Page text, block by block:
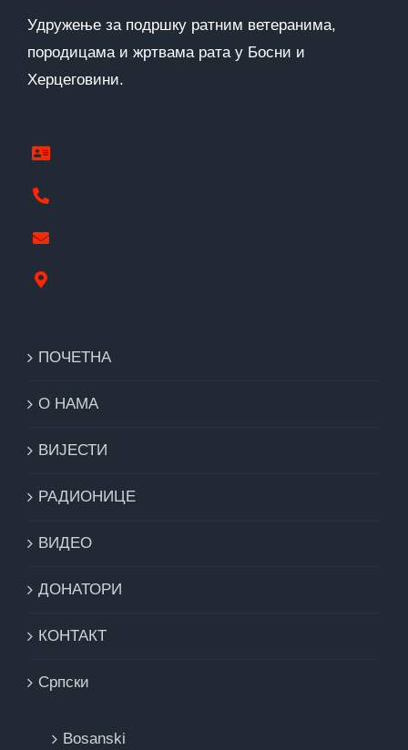
Удружење за подршку ратним ветеранима,
породицама и жртвама рата у Босни и
Херцеговини.
ПОЧЕТНА
О НАМА
ВИЈЕСТИ
РАДИОНИЦЕ
ВИДЕО
ДОНАТОРИ
КОНТАКТ
Cрпски
Bosanski